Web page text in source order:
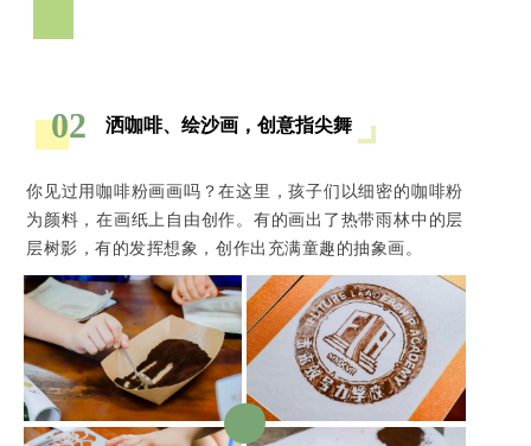
02 洒咖啡、绘沙画，创意指尖舞
你见过用咖啡粉画画吗？在这里，孩子们以细密的咖啡粉
为颜料，在画纸上自由创作。有的画出了热带雨林中的层
层树影，有的发挥想象，创作出充满童趣的抽象画。